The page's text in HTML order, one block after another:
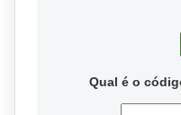
Qual é o